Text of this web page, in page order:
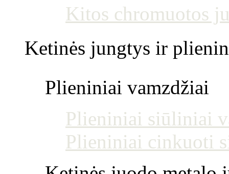
Kitos chromuotos
Ketinės jungtys ir
Plieniniai vamzdžiai
Plieniniai siūliniai
Plieniniai cinkuoti